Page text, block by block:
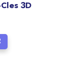
Cles 3D